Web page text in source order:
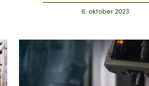
6. oktober 2023